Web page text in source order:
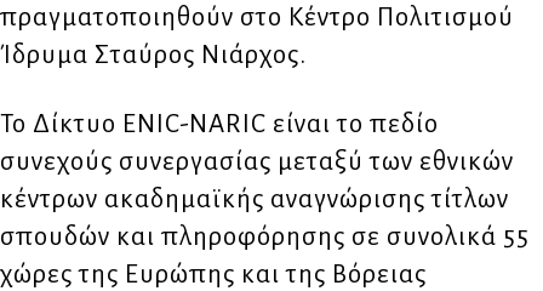
πραγματοποιηθούν στο Κέντρο Πολιτισμού
Ίδρυμα Σταύρος Νιάρχος.
Το Δίκτυο ENIC-NARIC είναι το πεδίο
συνεχούς συνεργασίας μεταξύ των εθνικών
κέντρων ακαδημαϊκής αναγνώρισης τίτλων
σπουδών και πληροφόρησης σε συνολικά 55
χώρες της Ευρώπης και της Βόρειας